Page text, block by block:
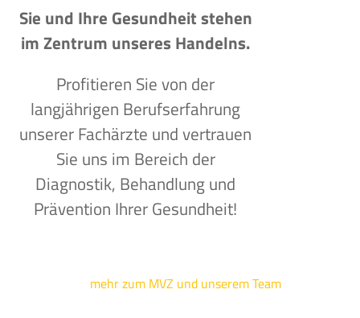
Sie und Ihre Gesundheit stehen
im Zentrum unseres Handelns.
Profitieren Sie von der
langjährigen Berufserfahrung
unserer Fachärzte und vertrauen
Sie uns im Bereich der
Diagnostik, Behandlung und
Prävention Ihrer Gesundheit!
mehr zum MVZ und unserem Team